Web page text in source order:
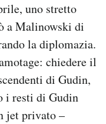
uno stretto
a Malinowski di
la diplomazia.
chiedere il
di Gudin,
i resti di Gudin
jet privato –